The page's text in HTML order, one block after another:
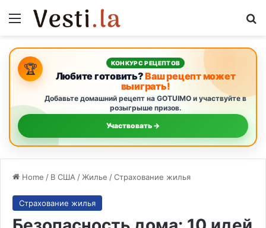
Menu
🏆 КОНКУРС РЕЦЕПТОВ
Любите готовить?Ваш рецепт может
выиграть!
Добавьте домашний рецепт на GOTUIMO и участвуйте в
розыгрыше призов.
Участвовать →
Home / В США / Жилье /Страхование жилья
Страхование жилья